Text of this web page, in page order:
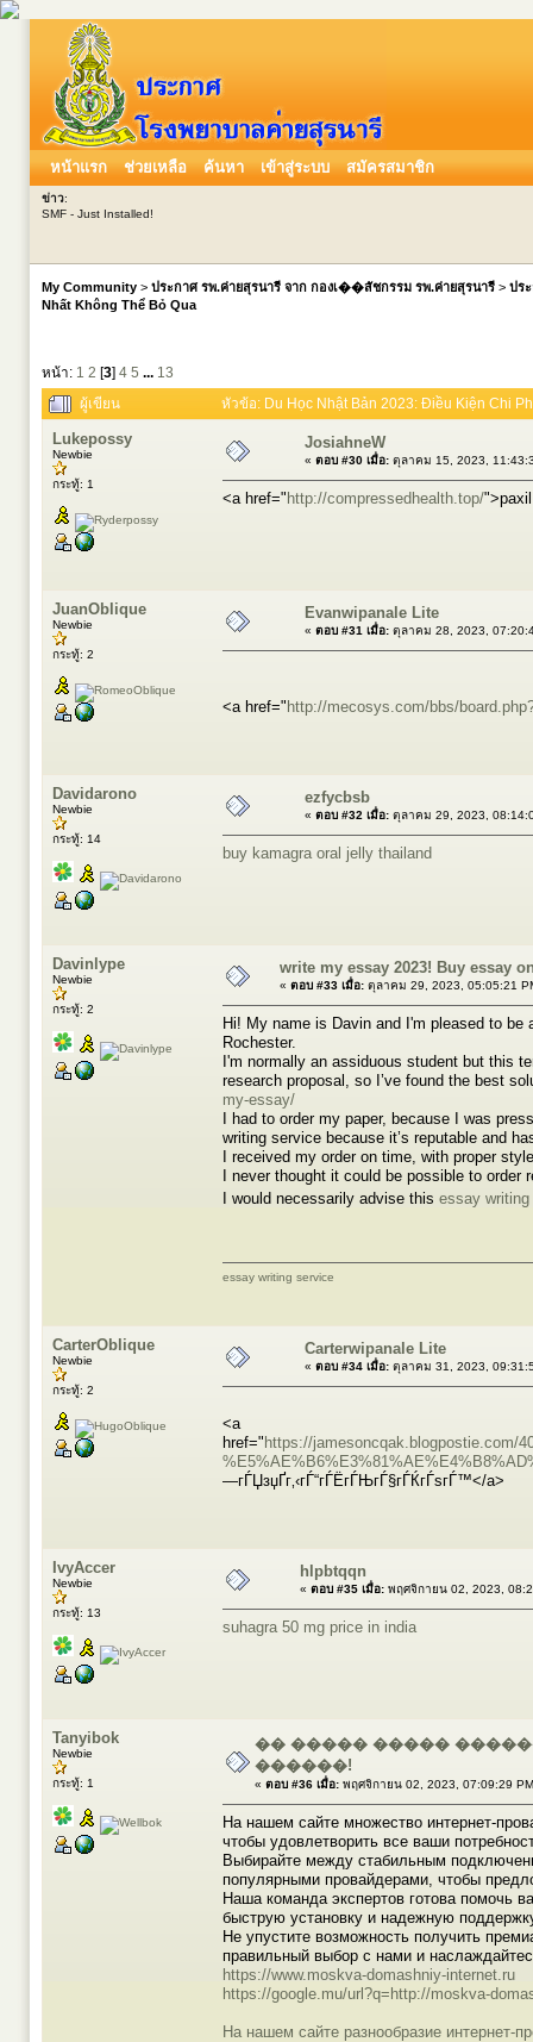
หน้าแรก ช่วยเหลือ ค้นหา เข้าสู่ระบบ สมัครสมาชิก
ข่าว:
SMF - Just Installed!
My Community > ประกาศ รพ.ค่ายสุรนารี จาก กองเ��สัชกรรม รพ.ค่ายสุรนารี > ปร
Nhất Không Thể Bỏ Qua
หน้า: 1 2 [3] 4 5 ... 13
ผู้เขียน
หัวข้อ: Du Học Nhật Bản 2023: Điều Kiện Chi
Lukepossy
Newbie
กระทู้: 1
JosiahneW
« ตอบ #30 เมื่อ: ตุลาคม 15, 2023,
<a href=" http://compressedhealth.top/
JuanOblique
Newbie
กระทู้: 2
Evanwipanale Lite
« ตอบ #31 เมื่อ: ตุลาคม 28, 2023,
<a href=" http://mecosys.com/bbs/
Davidarono
Newbie
กระทู้: 14
ezfycbsb
« ตอบ #32 เมื่อ: ตุลาคม 29, 2023,
buy kamagra oral jelly thailand
Davinlype
Newbie
กระทู้: 2
write my essay 2023! Buy essay
« ตอบ #33 เมื่อ: ตุลาคม 29, 2023, 05:05:21
Hi! My name is Davin and I'm pleased to
Rochester.
I'm normally an assiduous student but this
research proposal, so I’ve found the best
my-essay/
I had to order my paper, because I was
writing service because it’s reputable and
I received my order on time, with proper
I never thought it could be possible to
I would necessarily advise this essay
essay writing service
CarterOblique
Newbie
กระทู้: 2
Carterwipanale Lite
« ตอบ #34 เมื่อ: ตุลาคม 31, 2023,
<a
href=" https://jamesoncqak.blogpostie.com/
—гЃЏзџҐг‚‹гЃ“гЃЁгЃЊгЃ§гЃЌгЃѕгЃ™</a>
IvyAccer
Newbie
กระทู้: 13
hlpbtqqn
« ตอบ #35 เมื่อ: พฤศจิกายน 02, 2023,
suhagra 50 mg price in india
Tanyibok
Newbie
กระทู้: 1
�� ����� �����
������!
« ตอบ #36 เมื่อ: พฤศจิกายน 02, 2023, 07:09:29
На нашем сайте множество интернет-
чтобы удовлетворить все ваши
Выбирайте между стабильным
популярными провайдерами, чтобы
Наша команда экспертов готова помочь
быструю установку и надежную
Не упустите возможность получить
правильный выбор с нами и
https://www.moskva-domashniy-internet.ru
https://google.mu/url?q=http://moskva-
На нашем сайте разнообразие интернет-